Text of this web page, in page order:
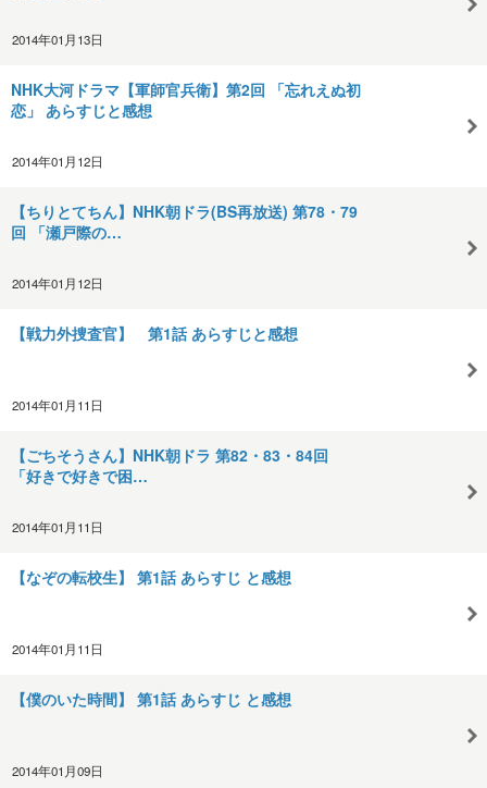
2014年01月13日
NHK大河ドラマ【軍師官兵衛】第2回 「忘れえぬ初
恋」 あらすじと感想
2014年01月12日
【ちりとてちん】NHK朝ドラ(BS再放送) 第78・79
回 「瀬戸際の…
2014年01月12日
【戦力外捜査官】 第1話 あらすじと感想
2014年01月11日
【ごちそうさん】NHK朝ドラ 第82・83・84回
「好きで好きで困…
2014年01月11日
【なぞの転校生】 第1話 あらすじ と感想
2014年01月11日
【僕のいた時間】 第1話 あらすじ と感想
2014年01月09日